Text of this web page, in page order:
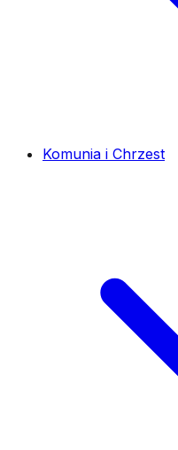
Komunia i Chrzest